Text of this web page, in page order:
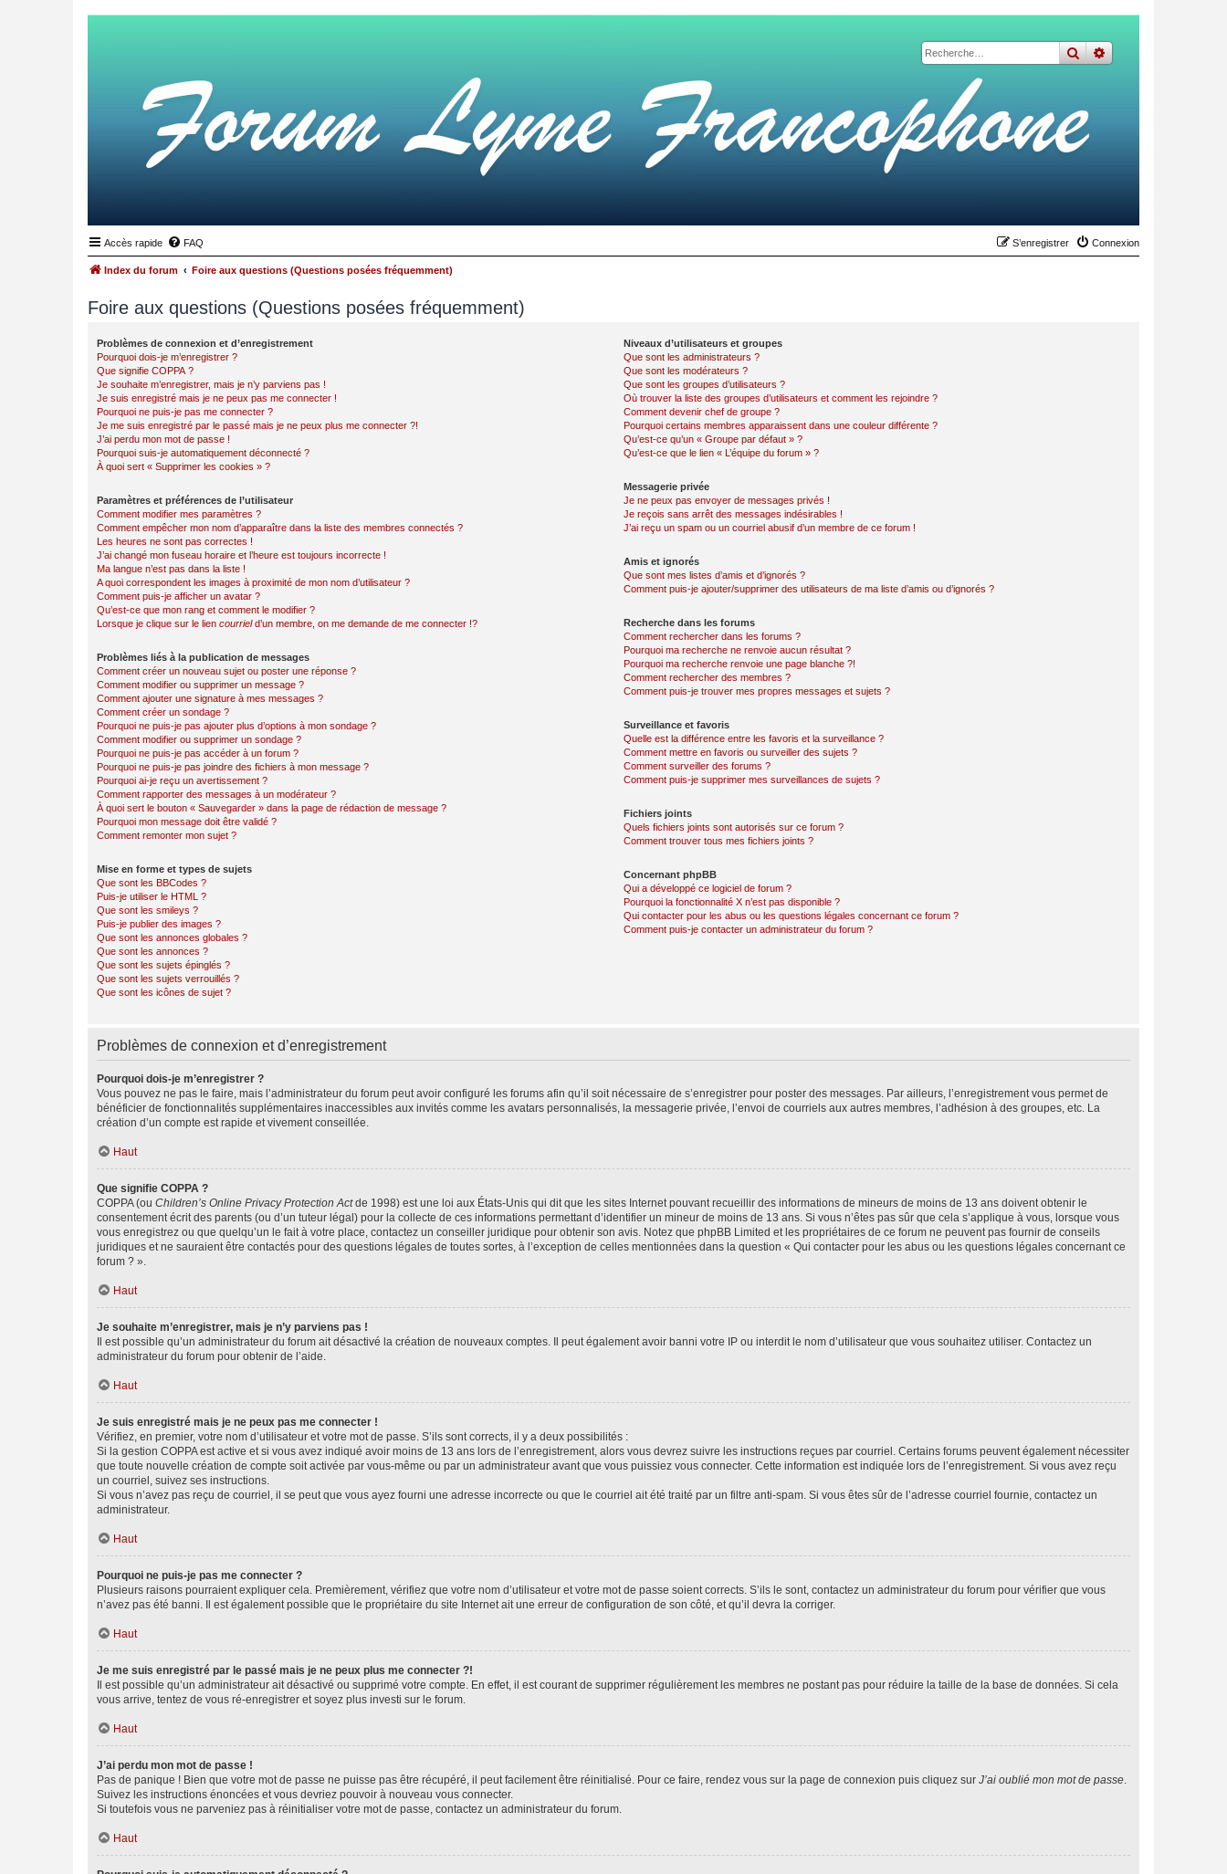
rechercher
recherche
Accès rapide FAQ Connexion
S’enregistrer
Index du forum Foire aux questions (Questions posées fréquemment)
Foire aux questions (Questions posées fréquemment)
Problèmes de connexion et d’enregistrement
Pourquoi dois-je m’enregistrer ?
Que signifie COPPA ?
Je souhaite m’enregistrer, mais je n’y parviens pas !
Je suis enregistré mais je ne peux pas me connecter !
Pourquoi ne puis-je pas me connecter ?
Je me suis enregistré par le passé mais je ne peux plus me connecter ?!
J’ai perdu mon mot de passe !
Pourquoi suis-je automatiquement déconnecté ?
À quoi sert « Supprimer les cookies » ?
Paramètres et préférences de l’utilisateur
Comment modifier mes paramètres ?
Comment empêcher mon nom d’apparaître dans la liste des membres connectés ?
Les heures ne sont pas correctes !
J’ai changé mon fuseau horaire et l’heure est toujours incorrecte !
Ma langue n’est pas dans la liste !
A quoi correspondent les images à proximité de mon nom d’utilisateur ?
Comment puis-je afficher un avatar ?
Qu’est-ce que mon rang et comment le modifier ?
Lorsque je clique sur le lien courrield’un membre, on me demande de me connecter !?
Problèmes liés à la publication de messages
Comment créer un nouveau sujet ou poster une réponse ?
Comment modifier ou supprimer un message ?
Comment ajouter une signature à mes messages ?
Comment créer un sondage ?
Pourquoi ne puis-je pas ajouter plus d’options à mon sondage ?
Comment modifier ou supprimer un sondage ?
Pourquoi ne puis-je pas accéder à un forum ?
Pourquoi ne puis-je pas joindre des fichiers à mon message ?
Pourquoi ai-je reçu un avertissement ?
Comment rapporter des messages à un modérateur ?
À quoi sert le bouton « Sauvegarder » dans la page de rédaction de message ?
Pourquoi mon message doit être validé ?
Comment remonter mon sujet ?
Mise en forme et types de sujets
Que sont les BBCodes ?
Puis-je utiliser le HTML ?
Que sont les smileys ?
Puis-je publier des images ?
Que sont les annonces globales ?
Que sont les annonces ?
Que sont les sujets épinglés ?
Que sont les sujets verrouillés ?
Que sont les icônes de sujet ?
Niveaux d’utilisateurs et groupes
Que sont les administrateurs ?
Que sont les modérateurs ?
Que sont les groupes d’utilisateurs ?
Où trouver la liste des groupes d’utilisateurs et comment les rejoindre ?
Comment devenir chef de groupe ?
Pourquoi certains membres apparaissent dans une couleur différente ?
Qu’est-ce qu’un « Groupe par défaut » ?
Qu’est-ce que le lien « L’équipe du forum » ?
Messagerie privée
Je ne peux pas envoyer de messages privés !
Je reçois sans arrêt des messages indésirables !
J’ai reçu un spam ou un courriel abusif d’un membre de ce forum !
Amis et ignorés
Que sont mes listes d’amis et d’ignorés ?
Comment puis-je ajouter/supprimer des utilisateurs de ma liste d’amis ou d’ignorés ?
Recherche dans les forums
Comment rechercher dans les forums ?
Pourquoi ma recherche ne renvoie aucun résultat ?
Pourquoi ma recherche renvoie une page blanche ?!
Comment rechercher des membres ?
Comment puis-je trouver mes propres messages et sujets ?
Surveillance et favoris
Quelle est la différence entre les favoris et la surveillance ?
Comment mettre en favoris ou surveiller des sujets ?
Comment surveiller des forums ?
Comment puis-je supprimer mes surveillances de sujets ?
Fichiers joints
Quels fichiers joints sont autorisés sur ce forum ?
Comment trouver tous mes fichiers joints ?
Concernant phpBB
Qui a développé ce logiciel de forum ?
Pourquoi la fonctionnalité X n’est pas disponible ?
Qui contacter pour les abus ou les questions légales concernant ce forum ?
Comment puis-je contacter un administrateur du forum ?
Problèmes de connexion et d’enregistrement
Pourquoi dois-je m’enregistrer ?
Vous pouvez ne pas le faire, mais l’administrateur du forum peut avoir configuré les forums afin qu’il soit nécessaire de s’enregistrer pour poster des messages. Par ailleurs, l’enregistrement vous permet de
bénéficier de fonctionnalités supplémentaires inaccessibles aux invités comme les avatars personnalisés, la messagerie privée, l’envoi de courriels aux autres membres, l’adhésion à des groupes, etc. La
création d’un compte est rapide et vivement conseillée.
Haut
Que signifie COPPA ?
COPPA (ou Children’s Online Privacy Protection Actde 1998) est une loi aux États-Unis qui dit que les sites Internet pouvant recueillir des informations de mineurs de moins de 13 ans doivent obtenir le
consentement écrit des parents (ou d’un tuteur légal) pour la collecte de ces informations permettant d’identifier un mineur de moins de 13 ans. Si vous n’êtes pas sûr que cela s’applique à vous, lorsque vous
vous enregistrez ou que quelqu’un le fait à votre place, contactez un conseiller juridique pour obtenir son avis. Notez que phpBB Limited et les propriétaires de ce forum ne peuvent pas fournir de conseils
juridiques et ne sauraient être contactés pour des questions légales de toutes sortes, à l’exception de celles mentionnées dans la question « Qui contacter pour les abus ou les questions légales concernant ce
forum ? ».
Haut
Je souhaite m’enregistrer, mais je n’y parviens pas !
Il est possible qu’un administrateur du forum ait désactivé la création de nouveaux comptes. Il peut également avoir banni votre IP ou interdit le nom d’utilisateur que vous souhaitez utiliser. Contactez un
administrateur du forum pour obtenir de l’aide.
Haut
Je suis enregistré mais je ne peux pas me connecter !
Vérifiez, en premier, votre nom d’utilisateur et votre mot de passe. S’ils sont corrects, il y a deux possibilités :
Si la gestion COPPA est active et si vous avez indiqué avoir moins de 13 ans lors de l’enregistrement, alors vous devrez suivre les instructions reçues par courriel. Certains forums peuvent également nécessiter
que toute nouvelle création de compte soit activée par vous-même ou par un administrateur avant que vous puissiez vous connecter. Cette information est indiquée lors de l’enregistrement. Si vous avez reçu
un courriel, suivez ses instructions.
Si vous n’avez pas reçu de courriel, il se peut que vous ayez fourni une adresse incorrecte ou que le courriel ait été traité par un filtre anti-spam. Si vous êtes sûr de l’adresse courriel fournie, contactez un
administrateur.
Haut
Pourquoi ne puis-je pas me connecter ?
Plusieurs raisons pourraient expliquer cela. Premièrement, vérifiez que votre nom d’utilisateur et votre mot de passe soient corrects. S’ils le sont, contactez un administrateur du forum pour vérifier que vous
n’avez pas été banni. Il est également possible que le propriétaire du site Internet ait une erreur de configuration de son côté, et qu’il devra la corriger.
Haut
Je me suis enregistré par le passé mais je ne peux plus me connecter ?!
Il est possible qu’un administrateur ait désactivé ou supprimé votre compte. En effet, il est courant de supprimer régulièrement les membres ne postant pas pour réduire la taille de la base de données. Si cela
vous arrive, tentez de vous ré-enregistrer et soyez plus investi sur le forum.
Haut
J’ai perdu mon mot de passe !
Pas de panique ! Bien que votre mot de passe ne puisse pas être récupéré, il peut facilement être réinitialisé. Pour ce faire, rendez vous sur la page de connexion puis cliquez sur J’ai oublié mon mot de passe.
Suivez les instructions énoncées et vous devriez pouvoir à nouveau vous connecter.
Si toutefois vous ne parveniez pas à réinitialiser votre mot de passe, contactez un administrateur du forum.
Haut